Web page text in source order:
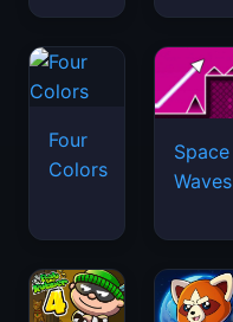
Four
Colors
Space
Waves